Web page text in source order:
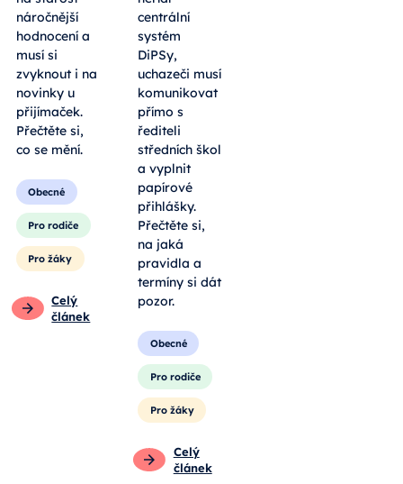
náročnější
hodnocení a
musí si
zvyknout i na
novinky u
přijímaček.
Přečtěte si,
co se mění.
Obecné
Pro rodiče
Pro žáky
Celý
článek
centrální
systém
DiPSy,
uchazeči musí
komunikovat
přímo s
řediteli
středních škol
a vyplnit
papírové
přihlášky.
Přečtěte si,
na jaká
pravidla a
termíny si dát
pozor.
Obecné
Pro rodiče
Pro žáky
Celý
článek